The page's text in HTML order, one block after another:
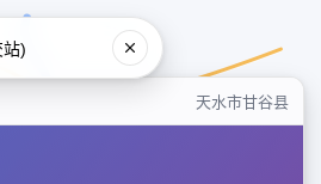
天水市甘谷县